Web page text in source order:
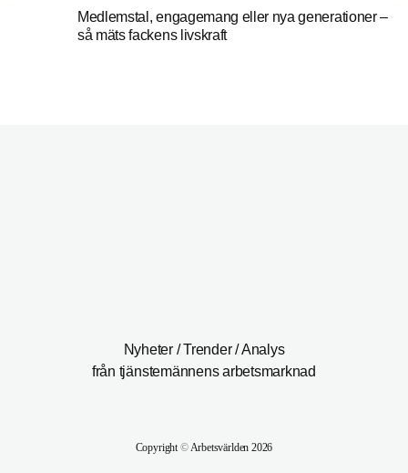
Medlemstal, engagemang eller nya generationer –
så mäts fackens livskraft
Nyheter / Trender / Analys
från tjänstemännens arbetsmarknad
Copyright©Arbetsvärlden 2026